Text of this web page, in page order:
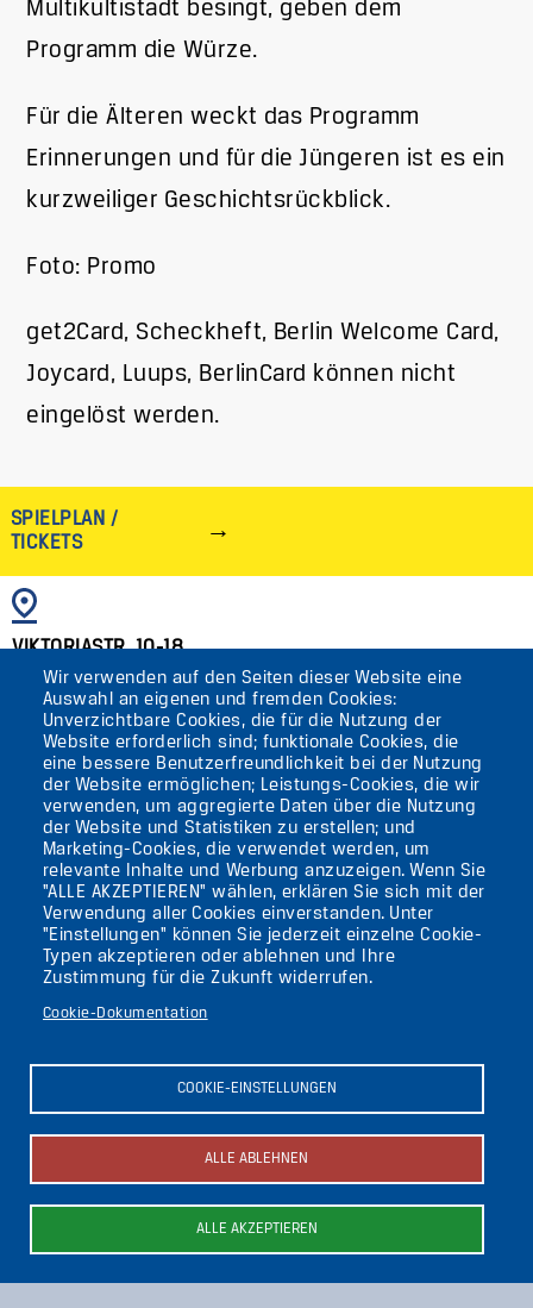
Wir verwenden auf den Seiten dieser Website eine
Auswahl an eigenen und fremden Cookies:
Unverzichtbare Cookies, die für die Nutzung der
Website erforderlich sind; funktionale Cookies, die
eine bessere Benutzerfreundlichkeit bei der Nutzung
der Website ermöglichen; Leistungs-Cookies, die wir
verwenden, um aggregierte Daten über die Nutzung
der Website und Statistiken zu erstellen; und
Marketing-Cookies, die verwendet werden, um
relevante Inhalte und Werbung anzuzeigen. Wenn Sie
"ALLE AKZEPTIEREN" wählen, erklären Sie sich mit der
Verwendung aller Cookies einverstanden. Unter
"Einstellungen" können Sie jederzeit einzelne Cookie-
Typen akzeptieren oder ablehnen und Ihre
Zustimmung für die Zukunft widerrufen.
Cookie-Dokumentation
COOKIE-EINSTELLUNGEN
ALLE ABLEHNEN
ALLE AKZEPTIEREN
Multikultistadt besingt, geben dem
Programm die Würze.
Für die Älteren weckt das Programm
Erinnerungen und für die Jüngeren ist es ein
kurzweiliger Geschichtsrückblick.
Foto: Promo
get2Card, Scheckheft, Berlin Welcome Card,
Joycard, Luups, BerlinCard können nicht
eingelöst werden.
SPIELPLAN /
TICKETS
BILD
VIKTORIASTR. 10-18
12105 BERLIN
TEMPELHOF
AKTUELLES
KONTAKT
DIE UFAFABRIK
BERLIN
Suche
Secondary
menu
(GERMAN)
Newsletter abonnieren
Bild Bild Bild